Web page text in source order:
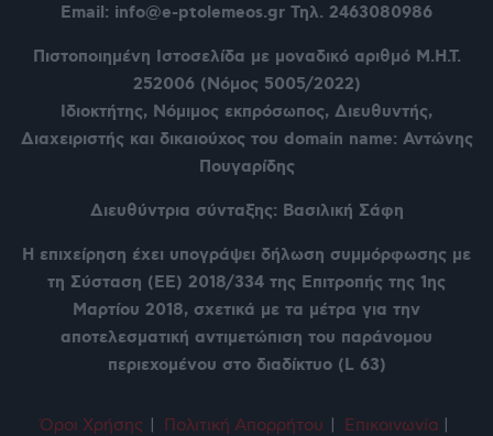
Email: info@e-ptolemeos.gr Τηλ. 2463080986
Πιστοποιημένη Ιστοσελίδα με μοναδικό αριθμό Μ.Η.Τ.
252006 (Νόμος 5005/2022)
Ιδιοκτήτης, Νόμιμος εκπρόσωπος, Διευθυντής,
Διαχειριστής και δικαιούχος του domain name: Αντώνης
Πουγαρίδης
Διευθύντρια σύνταξης: Βασιλική Σάφη
Η επιχείρηση έχει υπογράψει δήλωση συμμόρφωσης με
τη Σύσταση (ΕΕ) 2018/334 της Επιτροπής της 1ης
Μαρτίου 2018, σχετικά με τα μέτρα για την
αποτελεσματική αντιμετώπιση του παράνομου
περιεχομένου στο διαδίκτυο (L 63)
Όροι Χρήσης Πολιτική Απορρήτου Επικοινωνία